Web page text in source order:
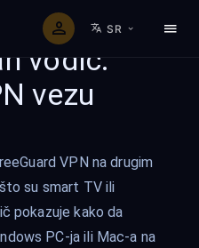
SR
vodič:
vezu
VPN na drugim
su smart TV ili
pokazuje kako da
PC-ja ili Mac-a na